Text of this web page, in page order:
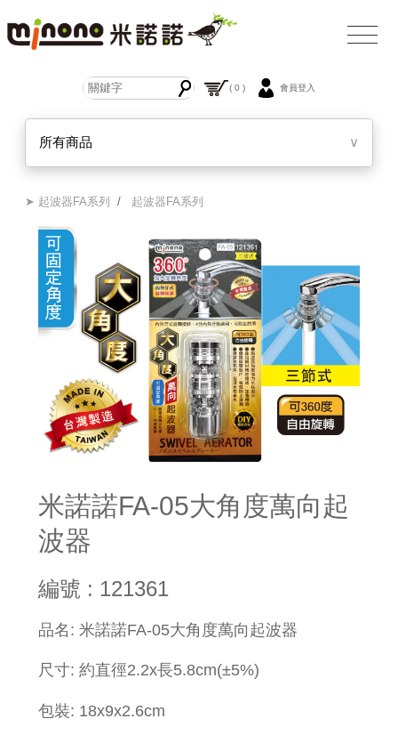
( 0 ) 會員登入
所有商品 ∨
➤ 起波器FA系列 / 起波器FA系列
米諾諾FA-05大角度萬向起
波器
編號 : 121361
​品名: 米諾諾FA-05大角度萬向起波器
尺寸: 約直徑2.2x長5.8cm(±5%)
包裝: 18x9x2.6cm